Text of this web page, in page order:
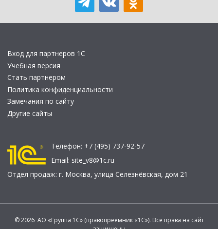
Вход для партнеров 1С
Учебная версия
Стать партнером
Политика конфиденциальности
Замечания по сайту
Другие сайты
Телефон: +7 (495) 737-92-57
Email: site_v8@1c.ru
Отдел продаж: г. Москва, улица Селезнёвская, дом 21
© 2026 АО «Группа 1С» (правопреемник «1С»). Все права на сайт